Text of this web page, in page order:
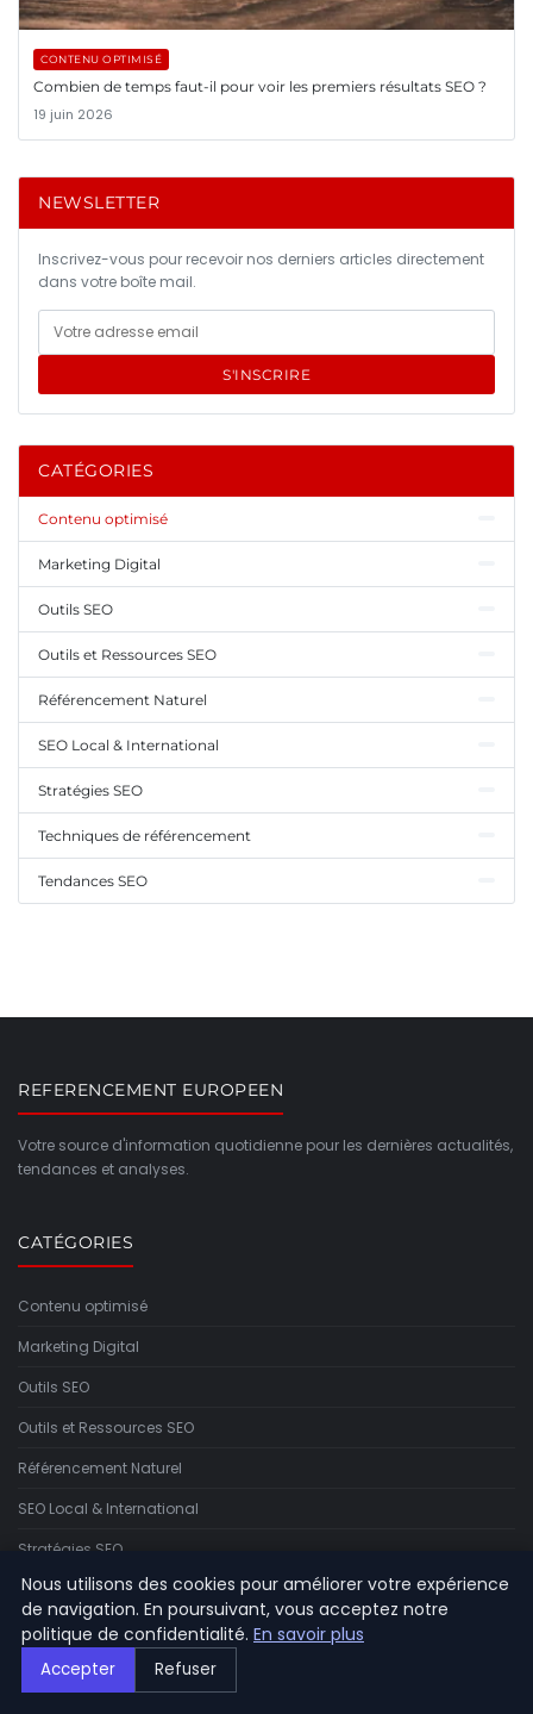
CONTENU OPTIMISÉ
Combien de temps faut-il pour voir les premiers résultats SEO ?
19 juin 2026
NEWSLETTER
Inscrivez-vous pour recevoir nos derniers articles directement
dans votre boîte mail.
S'INSCRIRE
CATÉGORIES
Contenu optimisé
Marketing Digital
Outils SEO
Outils et Ressources SEO
Référencement Naturel
SEO Local & International
Stratégies SEO
Techniques de référencement
Tendances SEO
REFERENCEMENT EUROPEEN
Votre source d'information quotidienne pour les dernières actualités,
tendances et analyses.
CATÉGORIES
Contenu optimisé
Marketing Digital
Outils SEO
Outils et Ressources SEO
Référencement Naturel
SEO Local & International
Stratégies SEO
Techniques de référencement
Tendances SEO
LIENS UTILES
Nous utilisons des cookies pour améliorer votre expérience
de navigation. En poursuivant, vous acceptez notre
politique de confidentialité. En savoir plus
Accepter Refuser